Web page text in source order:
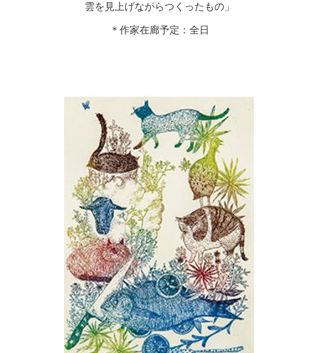
雲を見上げながらつくったもの」
＊作家在廊予定：全日